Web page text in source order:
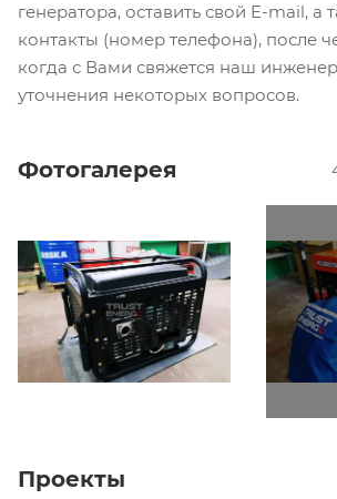
генератора, оставить свой E-mail, а
контакты (номер телефона), после
когда с Вами свяжется наш инженер
уточнения некоторых вопросов.
Фотогалерея
Проекты